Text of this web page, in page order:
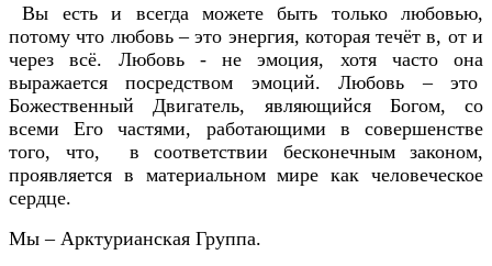
Вы есть и всегда можете быть только любовью,
потому что любовь – это энергия, которая течёт в, от и
через всё. Любовь - не эмоция, хотя часто она
выражается посредством эмоций. Любовь – это
Божественный Двигатель, являющийся Богом, со
всеми Его частями, работающими в совершенстве
того, что, в соответствии бесконечным законом,
проявляется в материальном мире как человеческое
сердце.
Мы – Арктурианская Группа.